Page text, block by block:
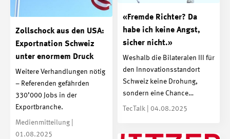
«Fremde Richter? Da
habe ich keine Angst,
sicher nicht.»
Weshalb die Bilateralen III für
den Innovationsstandort
Schweiz keine Drohung,
sondern eine Chance…
TecTalk | 04.08.2025
Zollschock aus den USA:
Exportnation Schweiz
unter enormem Druck
Weitere Verhandlungen nötig
– Referenden gefährden
330’000 Jobs in der
Exportbranche.
Medienmitteilung |
01.08.2025